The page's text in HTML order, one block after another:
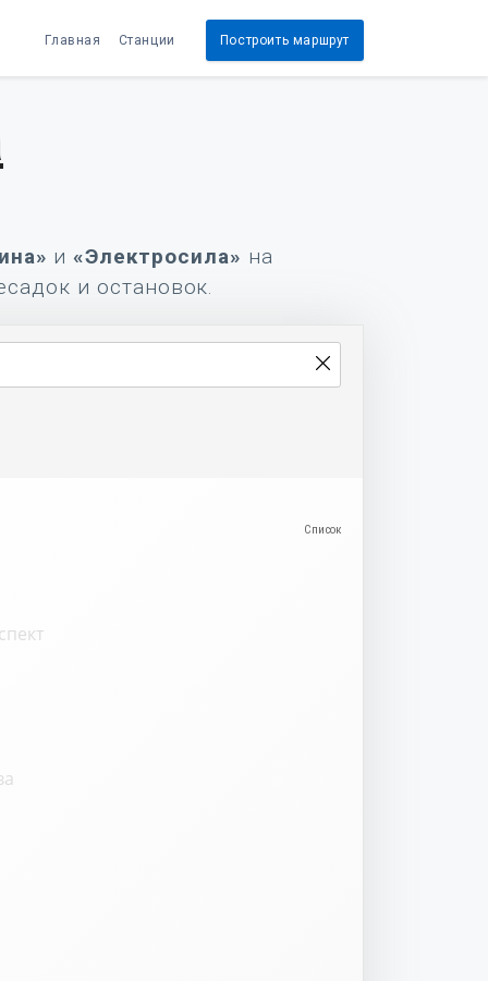
Главная Станции Построить маршрут
и«Электросила» на
и остановок.